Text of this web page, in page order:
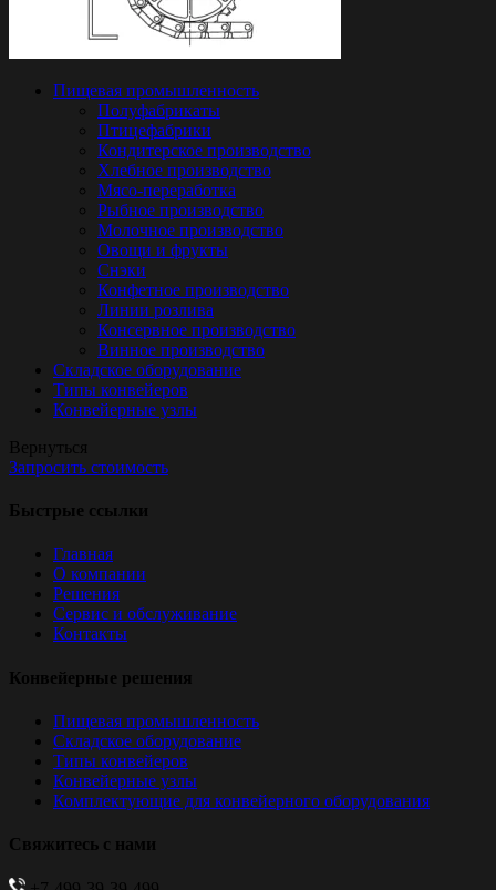
Пищевая промышленность
Полуфабрикаты
Птицефабрики
Кондитерское производство
Хлебное производство
Мясо-переработка
Рыбное производство
Молочное производство
Овощи и фрукты
Снэки
Конфетное производство
Линии розлива
Консервное производство
Винное производство
Складское оборудование
Типы конвейеров
Конвейерные узлы
Вернуться
Запросить стоимость
Быстрые ссылки
Главная
О компании
Решения
Сервис и обслуживание
Контакты
Конвейерные решения
Пищевая промышленность
Складское оборудование
Типы конвейеров
Конвейерные узлы
Комплектующие для конвейерного оборудования
Свяжитесь с нами